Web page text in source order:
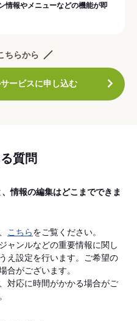
情報やメニューなどの機能が即
ちらから
ービスに申し込む
質問
情報の編集はどこまでできま
こちらをご覧ください。
ャンルなどの重要情報に関し
え設定を行います。ご希望の
合がございます。
対応に時間がかかる場合がご